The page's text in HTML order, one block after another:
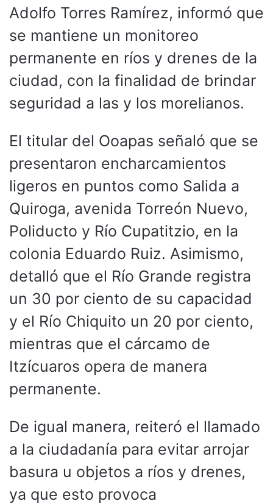
Adolfo Torres Ramírez, informó que
se mantiene un monitoreo
permanente en ríos y drenes de la
ciudad, con la finalidad de brindar
seguridad a las y los morelianos.
El titular del Ooapas señaló que se
presentaron encharcamientos
ligeros en puntos como Salida a
Quiroga, avenida Torreón Nuevo,
Poliducto y Río Cupatitzio, en la
colonia Eduardo Ruiz. Asimismo,
detalló que el Río Grande registra
un 30 por ciento de su capacidad
y el Río Chiquito un 20 por ciento,
mientras que el cárcamo de
Itzícuaros opera de manera
permanente.
De igual manera, reiteró el llamado
a la ciudadanía para evitar arrojar
basura u objetos a ríos y drenes,
ya que esto provoca